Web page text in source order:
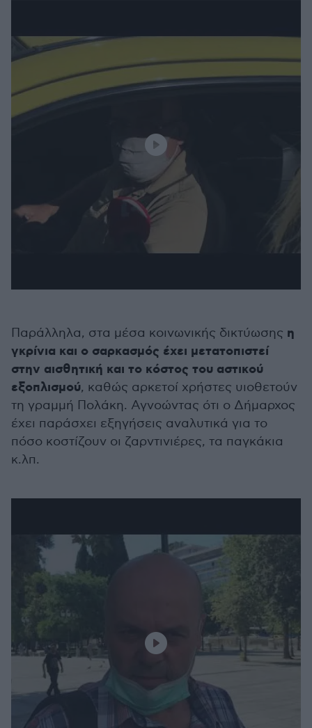
Παράλληλα, στα μέσα κοινωνικής δικτύωσης η
γκρίνια και ο σαρκασμός έχει μετατοπιστεί
στην αισθητική και το κόστος του αστικού
εξοπλισμού, καθώς αρκετοί χρήστες υιοθετούν
τη γραμμή Πολάκη. Αγνοώντας ότι ο Δήμαρχος
έχει παράσχει εξηγήσεις αναλυτικά για το
πόσο κοστίζουν οι ζαρντινιέρες, τα παγκάκια
κ.λπ.